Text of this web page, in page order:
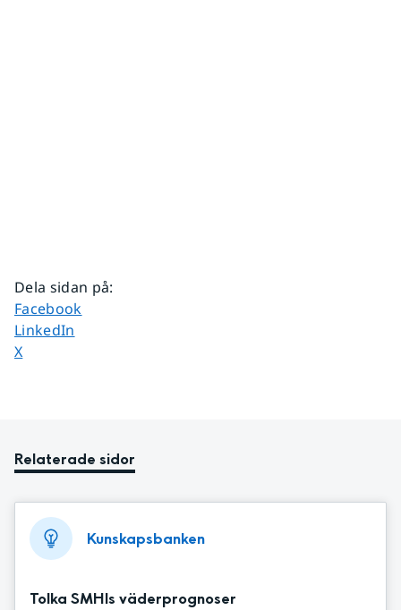
Dela sidan på:
Dela sidan på
Facebook
Dela sidan på
LinkedIn
Dela sidan på
X
Relaterade sidor
Kunskapsbanken
Tolka SMHIs väderprognoser